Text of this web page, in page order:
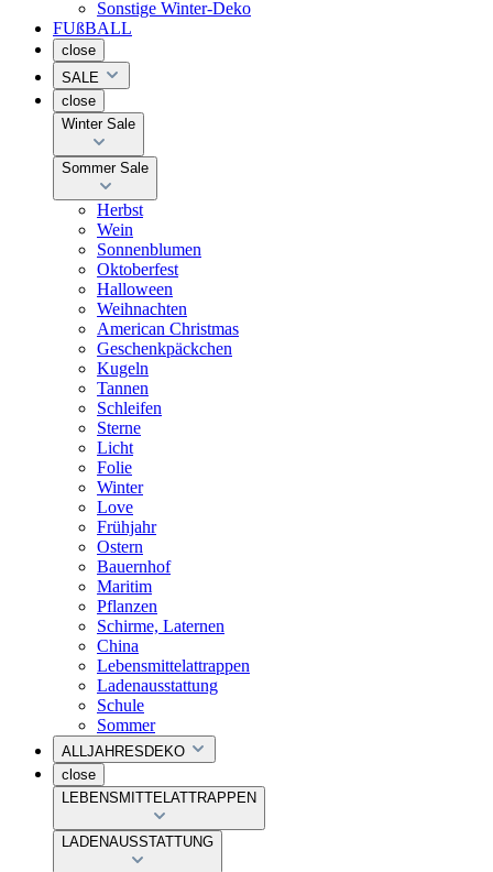
Sonstige Winter-Deko
FUßBALL
close
SALE
close
Winter Sale
Sommer Sale
Herbst
Wein
Sonnenblumen
Oktoberfest
Halloween
Weihnachten
American Christmas
Geschenkpäckchen
Kugeln
Tannen
Schleifen
Sterne
Licht
Folie
Winter
Love
Frühjahr
Ostern
Bauernhof
Maritim
Pflanzen
Schirme, Laternen
China
Lebensmittelattrappen
Ladenausstattung
Schule
Sommer
ALLJAHRESDEKO
close
LEBENSMITTELATTRAPPEN
LADENAUSSTATTUNG